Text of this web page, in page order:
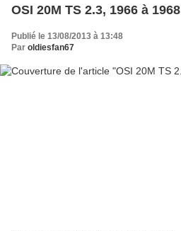
OSI 20M TS 2.3, 1966 à 1968
Publié le 13/08/2013 à 13:48
Par oldiesfan67